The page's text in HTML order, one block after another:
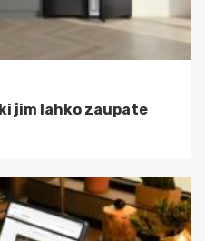
jim lahko zaupate